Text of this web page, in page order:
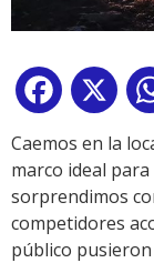
Facebook
X
Caemos en la
marco ideal
sorprendimos
competidores
público